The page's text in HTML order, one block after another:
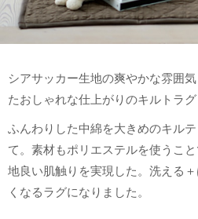
シアサッカー生地の爽やかな雰囲
たおしゃれな仕上がりのキルトラグ
ふんわりした中綿を大きめのキル
て。素材もポリエステルを使うこ
地良い肌触りを実現した。洗える
くなるラグになりました。